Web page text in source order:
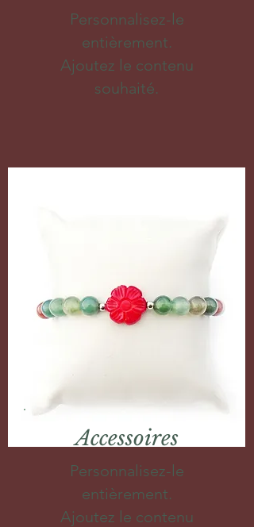
Personnalisez-le
entièrement.
Ajoutez le contenu
souhaité.
Accessoires
Personnalisez-le
entièrement.
Ajoutez le contenu